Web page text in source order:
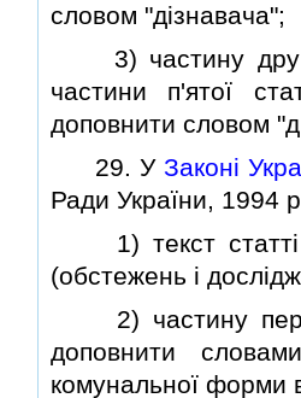
словом "дiзнавача";
3) частину
частини п'ятої
доповнити словом
29. У Законi
Ради України, 1994
1) текст статтi 5
(обстежень i
2) частину
доповнити
комунальної форми